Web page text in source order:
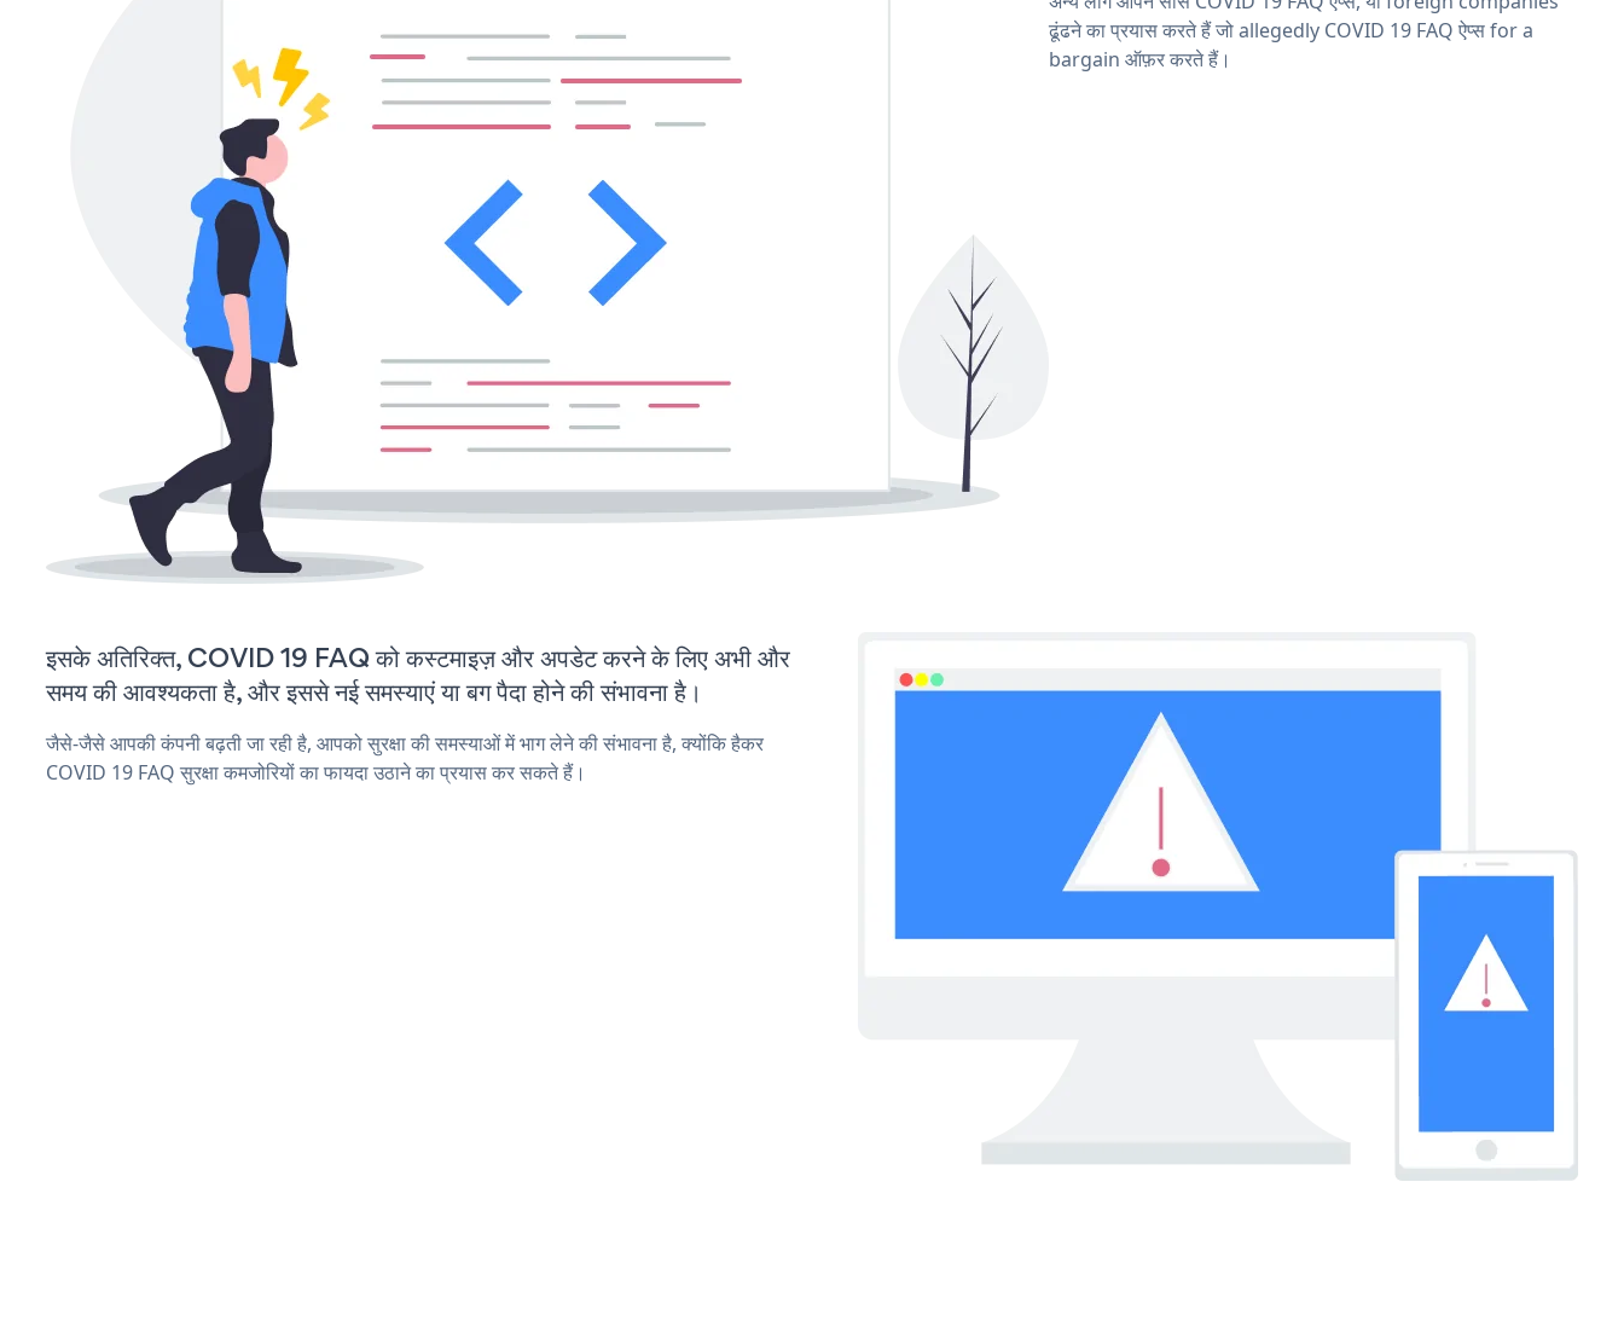
ढूंढने का प्रयास करते हैं जो allegedly COVID 19 FAQ ऐप्स for a
bargain ऑफ़र करते हैं।
इसके अतिरिक्त, COVID 19 FAQ को कस्टमाइज़ और अपडेट करने के लिए अभी और
समय की आवश्यकता है, और इससे नई समस्याएं या बग पैदा होने की संभावना है।
जैसे-जैसे आपकी कंपनी बढ़ती जा रही है, आपको सुरक्षा की समस्याओं में भाग लेने की संभावना है, क्योंकि हैकर
COVID 19 FAQ सुरक्षा कमजोरियों का फायदा उठाने का प्रयास कर सकते हैं।